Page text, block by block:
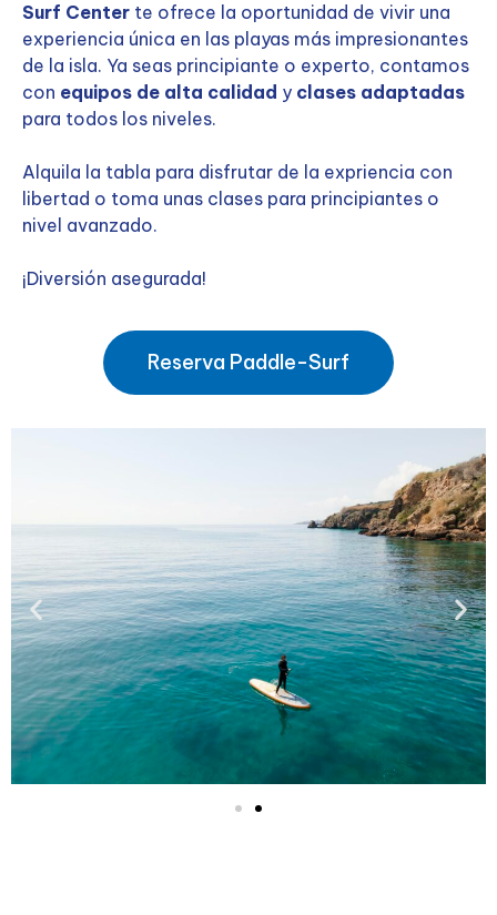
Surf Center te ofrece la oportunidad de vivir una
experiencia única en las playas más impresionantes
de la isla. Ya seas principiante o experto, contamos
con equipos de alta calidad y clases adaptadas
para todos los niveles.
Alquila la tabla para disfrutar de la expriencia con
libertad o toma unas clases para principiantes o
nivel avanzado.
¡Diversión asegurada!
Reserva Paddle-Surf